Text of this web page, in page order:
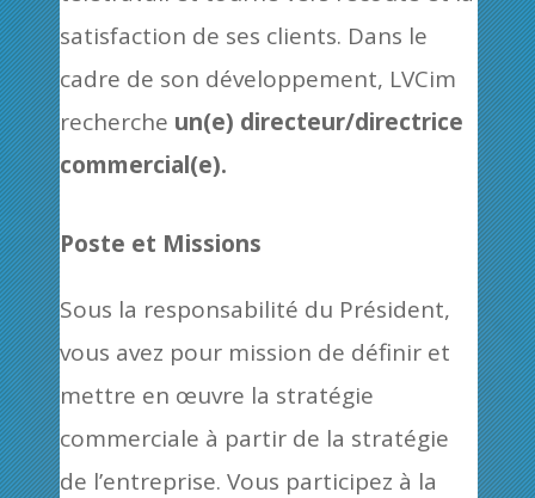
satisfaction de ses clients. Dans le
cadre de son développement, LVCim
recherche un(e) directeur/directrice
commercial(e).
Poste et Missions
Sous la responsabilité du Président,
vous avez pour mission de définir et
mettre en œuvre la stratégie
commerciale à partir de la stratégie
de l’entreprise. Vous participez à la